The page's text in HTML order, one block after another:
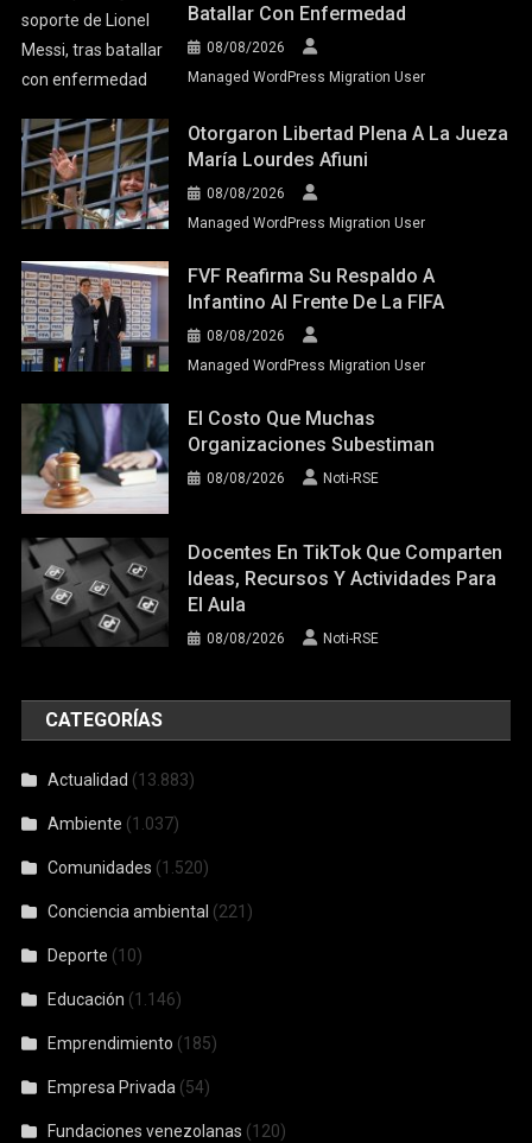
Batallar Con Enfermedad
08/08/2026
Managed WordPress Migration User
Otorgaron Libertad Plena A La Jueza
María Lourdes Afiuni
08/08/2026
Managed WordPress Migration User
FVF Reafirma Su Respaldo A
Infantino Al Frente De La FIFA
08/08/2026
Managed WordPress Migration User
El Costo Que Muchas
Organizaciones Subestiman
08/08/2026 Noti-RSE
Docentes En TikTok Que Comparten
Ideas, Recursos Y Actividades Para
El Aula
08/08/2026 Noti-RSE
CATEGORÍAS
Actualidad (13.883)
Ambiente (1.037)
Comunidades (1.520)
Conciencia ambiental (221)
Deporte (10)
Educación (1.146)
Emprendimiento (185)
Empresa Privada (54)
Fundaciones venezolanas (120)